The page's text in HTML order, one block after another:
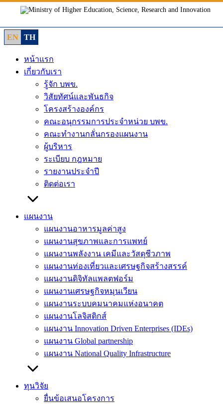
content
EN
TH
หน้าแรก
เกี่ยวกับเรา
รู้จัก บพข.
วิสัยทัศน์และพันธกิจ
โครงสร้างองค์กร
คณะอนุกรรมการประจำหน่วย บพข.
คณะทำงานกลั่นกรองแผนงาน
ผู้บริหาร
ระเบียบ กฎหมาย
รายงานประจำปี
ติดต่อเรา
แผนงาน
แผนงานอาหารมูลค่าสูง
แผนงานสุขภาพและการแพทย์
แผนงานพลังงาน เคมีและวัสดุชีวภาพ
แผนงานท่องเที่ยวและเศรษฐกิจสร้างสรรค์
แผนงานดิจิทัลแพลตฟอร์ม
แผนงานเศรษฐกิจหมุนเวียน
แผนงานระบบคมนาคมแห่งอนาคต
แผนงานโลจิสติกส์
แผนงาน Innovation Driven Enterprises (IDEs)
แผนงาน Global partnership
แผนงาน National Quality Infrastructure
ทุนวิจัย
ยื่นข้อเสนอโครงการ